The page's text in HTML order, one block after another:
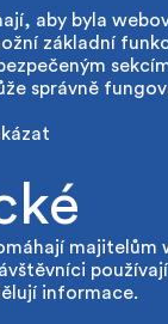
aby byla
základní
správně
majitelům
informace.